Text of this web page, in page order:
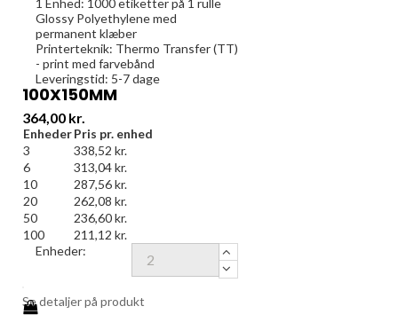
1 Enhed: 1000etiketter på 1 rulle
Glossy Polyethylene med
permanent klæber
Printerteknik: Thermo Transfer (TT)
- print med farvebånd
Leveringstid: 5-7 dage
100X150MM
Pris
364,00 kr.
EnhederPris pr. enhed
3
338,52 kr.
6
313,04 kr.
10
287,56 kr.
20
262,08 kr.
50
236,60 kr.
100
211,12 kr.
Enheder:
Se detaljer på produkt